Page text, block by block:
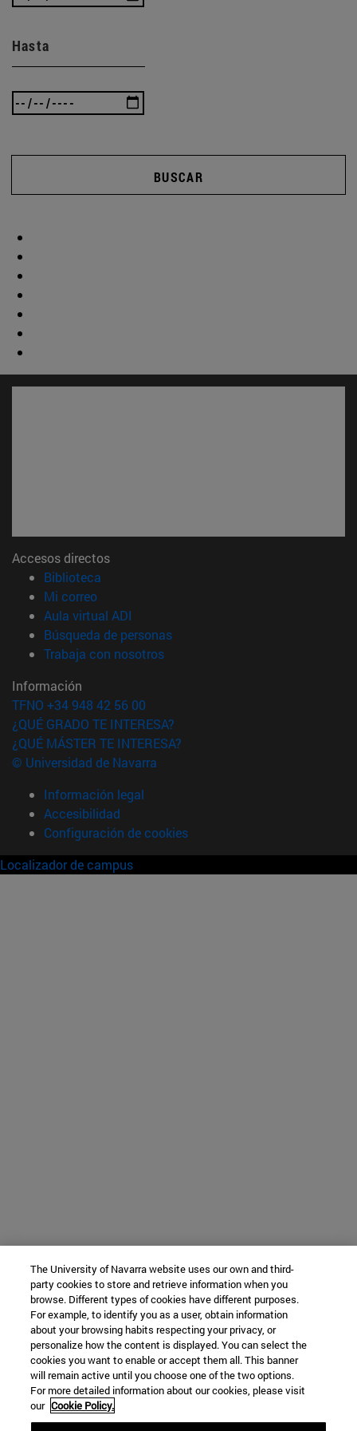
Hasta
BUSCAR
Accesos directos
Biblioteca
Mi correo(abre en nueva ventana)
Aula virtual ADI
Búsqueda de personas(abre en nueva ventana)
Trabaja con nosotros(abre en nueva ventana)
Información
TFNO +34 948 42 56 00
¿QUÉ GRADO TE INTERESA?
¿QUÉ MÁSTER TE INTERESA?
© Universidad de Navarra
Información legal
Accesibilidad
Configuración de cookies
Localizador de campus
The University of Navarra website uses our own and third-
party cookies to store and retrieve information when you
browse. Different types of cookies have different purposes.
For example, to identify you as a user, obtain information
about your browsing habits respecting your privacy, or
personalize how the content is displayed. You can select the
cookies you want to enable or accept them all. This banner
will remain active until you choose one of the two options.
For more detailed information about our cookies, please visit
our Cookie Policy.